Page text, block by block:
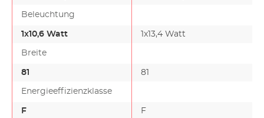
S…
Beleuchtung
1x10,6 Watt 1x13,4 Watt
Breite
81 81
Energieeffizienzklasse
F F